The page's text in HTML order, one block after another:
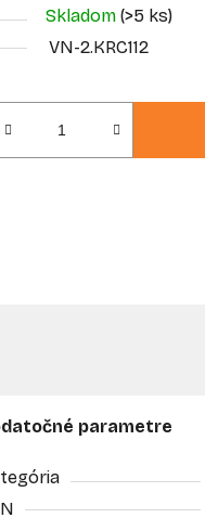
Skladom (>5 ks)
VN-2.KRC112
parametre